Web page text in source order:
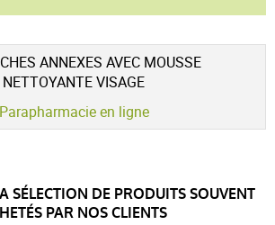
ANNEXES AVEC MOUSSE
NETTOYANTE VISAGE
Parapharmacie en ligne
SÉLECTION DE PRODUITS SOUVENT
PAR NOS CLIENTS